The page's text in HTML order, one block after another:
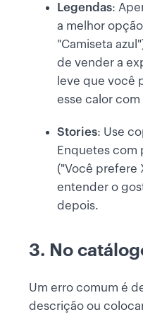
Legendas:
a melhor
"Camiseta
de vender a
leve que você
esse calor com
Stories: Use
Enquetes com
("Você prefere
entender o
depois.
3. No
Um erro comum é
descrição ou